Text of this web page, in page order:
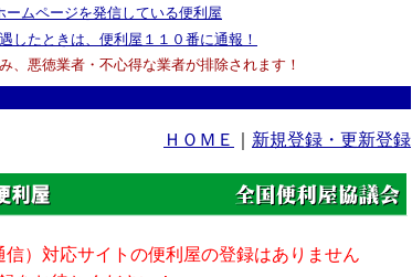
ＨＯＭＥ 新規登録・更新登録